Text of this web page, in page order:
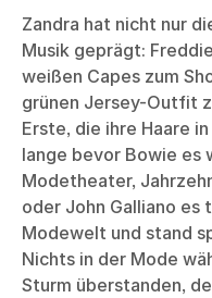
Zandra hat nicht nur
Musik geprägt:
weißen Capes zum
grünen Jersey-Outfit
Erste, die ihre Haare
lange bevor Bowie es
Modetheater,
oder John Galliano es
Modewelt und stand
Nichts in der Mode
Sturm überstanden,